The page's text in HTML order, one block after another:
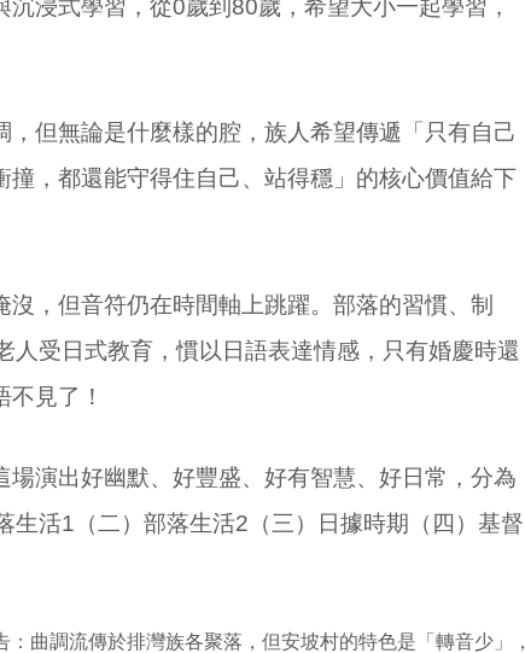
浸式學習，從0歲到80歲，希望大小一起學習，
但無論是什麼樣的腔，族人希望傳遞「只有自己
，都還能守得住自己、站得穩」的核心價值給下
，但音符仍在時間軸上跳躍。部落的習慣、制
人受日式教育，慣以日語表達情感，只有婚慶時還
見了！
演出好幽默、好豐盛、好有智慧、好日常，分為
生活1（二）部落生活2（三）日據時期（四）基督
曲調流傳於排灣族各聚落，但安坡村的特色是「轉音少」，